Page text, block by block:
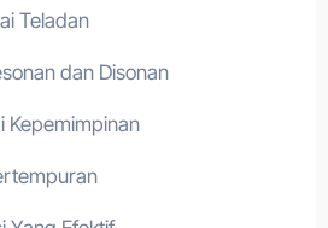
Teladan
dan Disonan
Kepemimpinan